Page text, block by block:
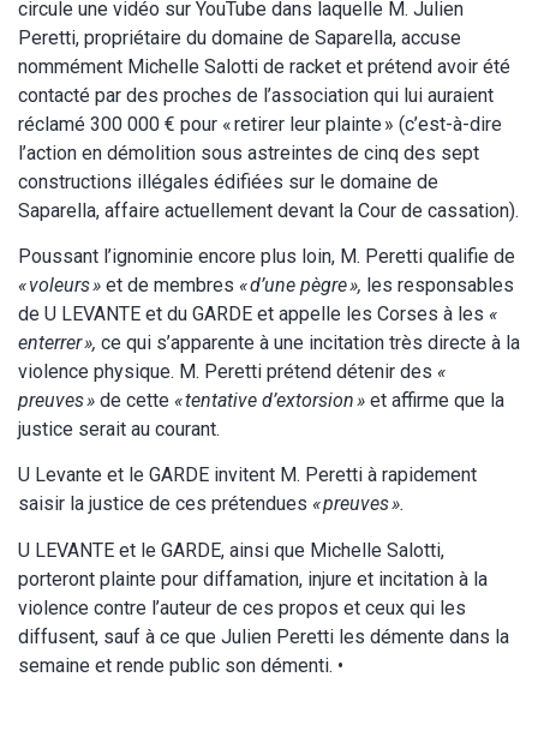
circule une vidéo sur YouTube dans laquelle M. Julien
Peretti, propriétaire du domaine de Saparella, accuse
nommément Michelle Salotti de racket et prétend avoir été
contacté par des proches de l’association qui lui auraient
réclamé 300 000 € pour « retirer leur plainte » (c’est-à-dire
l’action en démolition sous astreintes de cinq des sept
constructions illégales édifiées sur le domaine de
Saparella, affaire actuellement devant la Cour de cassation).
Poussant l’ignominie encore plus loin, M. Peretti qualifie de
« voleurs » et de membres « d’une pègre », les responsables
de U LEVANTE et du GARDE et appelle les Corses à les «
enterrer », ce qui s’apparente à une incitation très directe à la
violence physique. M. Peretti prétend détenir des «
preuves » de cette « tentative d’extorsion » et affirme que la
justice serait au courant.
U Levante et le GARDE invitent M. Peretti à rapidement
saisir la justice de ces prétendues « preuves ».
U LEVANTE et le GARDE, ainsi que Michelle Salotti,
porteront plainte pour diffamation, injure et incitation à la
violence contre l’auteur de ces propos et ceux qui les
diffusent, sauf à ce que Julien Peretti les démente dans la
semaine et rende public son démenti. •